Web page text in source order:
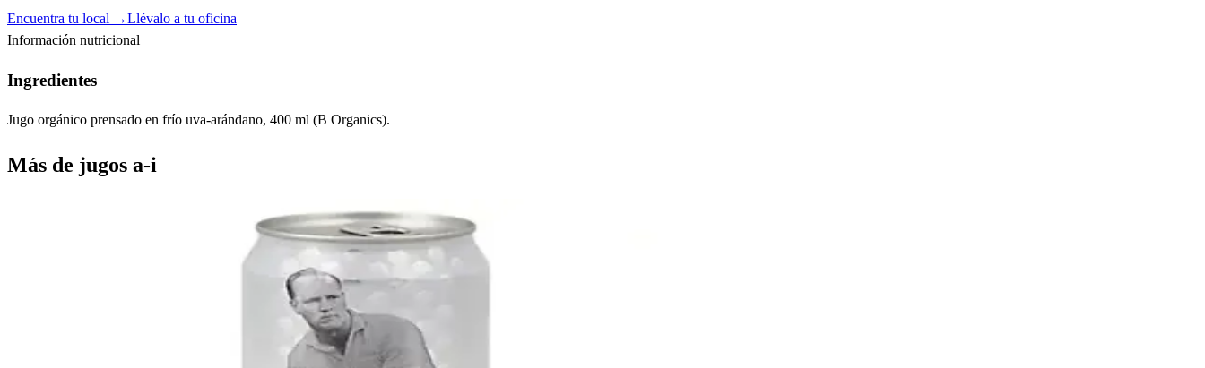
Encuentra tu local →Llévalo a tu oficina
Información nutricional
Ingredientes
Jugo orgánico prensado en frío uva-arándano, 400 ml (B Organics).
Más de jugos a-i